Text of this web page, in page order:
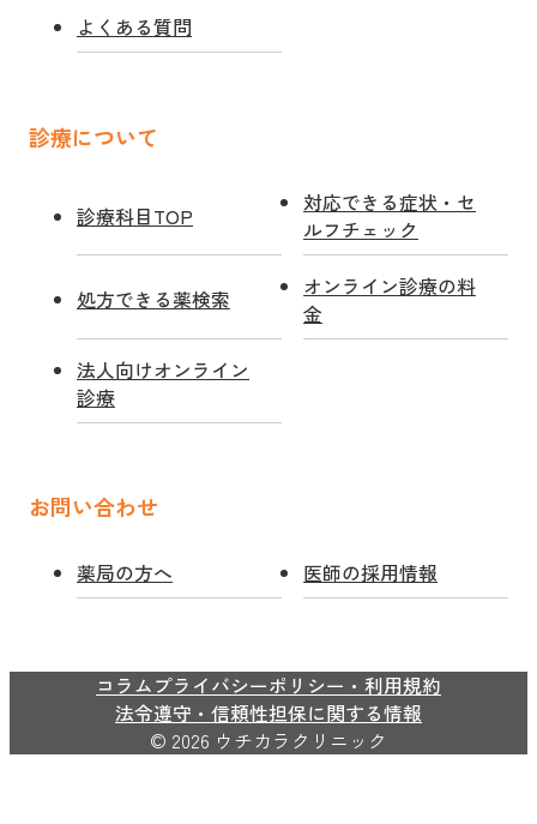
よくある質問
診療について
診療科目TOP
対応できる症状・セ
ルフチェック
処方できる薬検索
オンライン診療の料
金
法人向けオンライン
診療
お問い合わせ
薬局の方へ 医師の採用情報
コラムプライバシーポリシー・利用規約
法令遵守・信頼性担保に関する情報
© 2026 ウチカラクリニック